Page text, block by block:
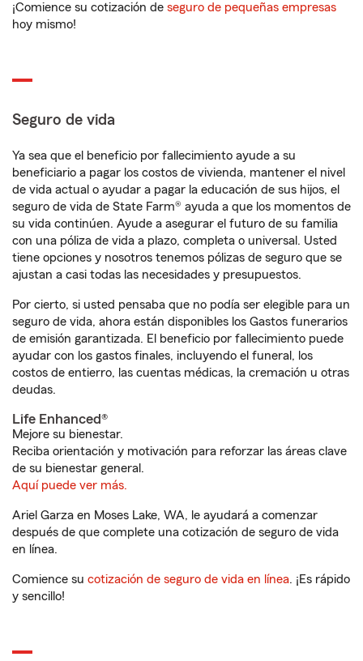
¡Comience su cotización de seguro de pequeñas empresas
hoy mismo!
Seguro de vida
Ya sea que el beneficio por fallecimiento ayude a su
beneficiario a pagar los costos de vivienda, mantener el nivel
de vida actual o ayudar a pagar la educación de sus hijos, el
seguro de vida de State Farm® ayuda a que los momentos de
su vida continúen. Ayude a asegurar el futuro de su familia
con una póliza de vida a plazo, completa o universal. Usted
tiene opciones y nosotros tenemos pólizas de seguro que se
ajustan a casi todas las necesidades y presupuestos.
Por cierto, si usted pensaba que no podía ser elegible para un
seguro de vida, ahora están disponibles los Gastos funerarios
de emisión garantizada. El beneficio por fallecimiento puede
ayudar con los gastos finales, incluyendo el funeral, los
costos de entierro, las cuentas médicas, la cremación u otras
deudas.
Life Enhanced®
Mejore su bienestar.
Reciba orientación y motivación para reforzar las áreas clave
de su bienestar general.
Aquí puede ver más.
Ariel Garza en Moses Lake, WA, le ayudará a comenzar
después de que complete una cotización de seguro de vida
en línea.
Comience su cotización de seguro de vida en línea. ¡Es rápido
y sencillo!